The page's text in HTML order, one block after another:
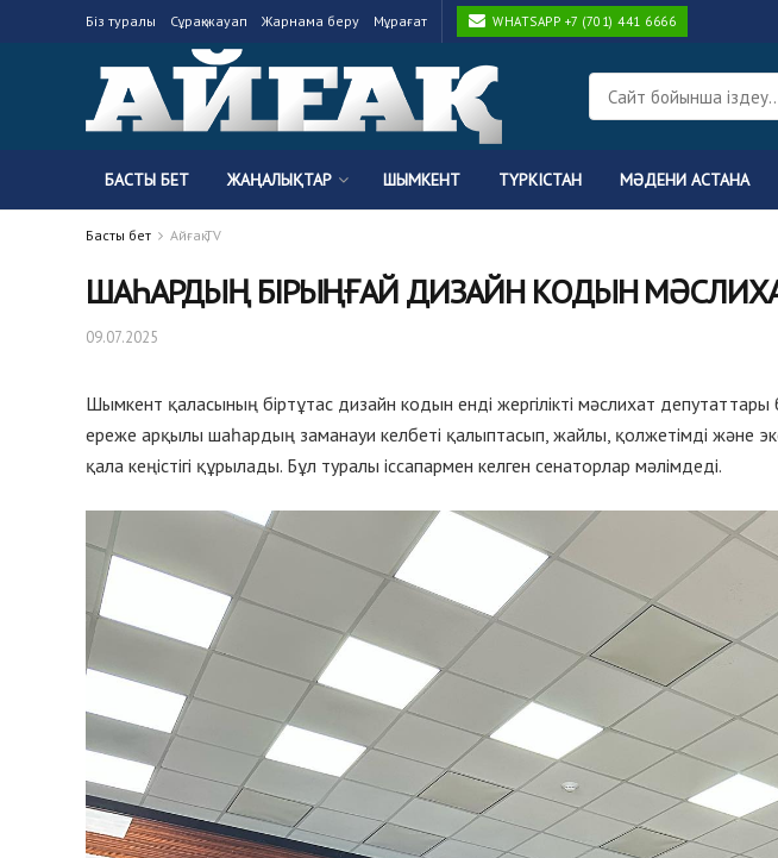
Біз туралы Сұрақ-жауап Жарнама беру Мұрағат WHATSAPP +7 (701) 441 6666
БАСТЫ БЕТ ЖАҢАЛЫҚТАР ШЫМКЕНТ ТҮРКІСТАН МӘДЕНИ АСТАНА
Басты бет Айғақ TV
ШАҺАРДЫҢ БІРЫҢҒАЙ ДИЗАЙН КОДЫН
09.07.2025
Шымкент қаласының біртұтас дизайн кодын енді жергілікті мәслихат депутаттары
ереже арқылы шаһардың заманауи келбеті қалыптасып, жайлы, қолжетімді және
қала кеңістігі құрылады. Бұл туралы іссапармен келген сенаторлар мәлімдеді.